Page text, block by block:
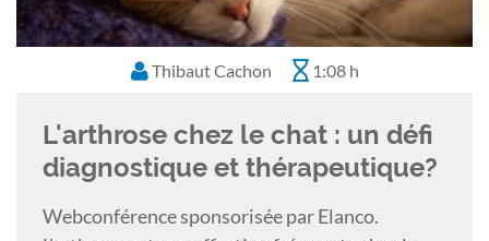
Thibaut Cachon 1:08 h
L'arthrose chez le chat : un défi
diagnostique et thérapeutique?
Webconférence sponsorisée par Elanco.